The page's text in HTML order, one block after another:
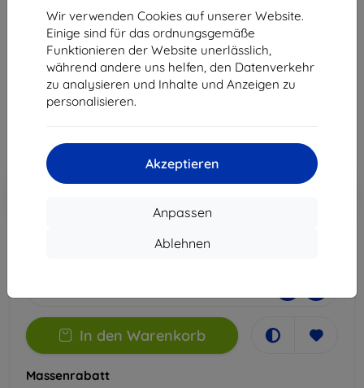
Wir verwenden Cookies auf unserer Website.
Einige sind für das ordnungsgemäße
Funktionieren der Website unerlässlich,
während andere uns helfen, den Datenverkehr
zu analysieren und Inhalte und Anzeigen zu
personalisieren.
Akzeptieren
Anpassen
Ablehnen
3MK Folie ARC+ Infinix Zero Ultra 5G Fullscreen-
Schutzfolie (5903108497312)
Geeignet für: Infinix Zero Ultra
11,90 €
10,71 €
ohne MWSt9,00 €
Rabatt mit Gutschein
In den
In den Warenkorb
Massenrabatt